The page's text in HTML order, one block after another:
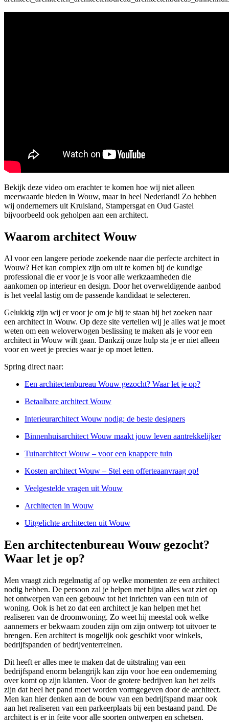
Bekijk deze video om erachter te komen hoe wij niet alleen
meerwaarde bieden in Wouw, maar in heel Nederland! Zo hebben
wij ondernemers uit Kruisland, Stampersgat en Oud Gastel
bijvoorbeeld ook geholpen aan een architect.
Waarom architect Wouw
Al voor een langere periode zoekende naar die perfecte architect in
Wouw? Het kan complex zijn om uit te komen bij de kundige
professional die er voor je is voor alle werkzaamheden die
aankomen op interieur en design. Door het overweldigende aanbod
is het veelal lastig om de passende kandidaat te selecteren.
Gelukkig zijn wij er voor je om je bij te staan bij het zoeken naar
een architect in Wouw. Op deze site vertellen wij je alles wat je moet
weten om een weloverwogen beslissing te maken als je voor een
architect in Wouw wilt gaan. Dankzij onze hulp sta je er niet alleen
voor en weet je precies waar je op moet letten.
Spring direct naar:
Een architectenbureau Wouw gezocht? Waar let je op?
Betaalbare architect Wouw
Interieurarchitect Wouw nodig: de beste designers
Binnenhuisarchitect Wouw maakt jouw leven aantrekkelijker
Tuinarchitect Wouw – voor een knappere tuin
Kosten architect Wouw – Stel een offerteaanvraag op!
Veelgestelde vragen uit Wouw
Architecten in Wouw
Uitgelichte architecten uit Wouw
Een architectenbureau Wouw gezocht?
Waar let je op?
Men vraagt zich regelmatig af op welke momenten ze een architect
nodig hebben. De persoon zal je helpen met bijna alles wat ziet op
het ontwerpen van een gebouw tot het inrichten van een tuin of
woning. Ook is het zo dat een architect je kan helpen met het
realiseren van de droomwoning. Zo weet hij meestal ook welke
aannemers er bekwaam zouden zijn om zijn ontwerp tot uitvoer te
brengen. Een architect is mogelijk ook geschikt voor winkels,
bedrijfspanden of bedrijventerreinen.
Dit heeft er alles mee te maken dat de uitstraling van een
bedrijfspand enorm belangrijk kan zijn voor hoe een onderneming
over komt op zijn klanten. Voor de grotere bedrijven kan het zelfs
zijn dat heel het pand moet worden vormgegeven door de architect.
Men kan hier denken aan de bouw van een bedrijfspand maar ook
aan het realiseren van een parkeerplaats bij een bestaand pand. De
architect is er in feite voor alle soorten ontwerpen en schetsen.